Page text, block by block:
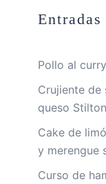
Pollo al
Crujiente de
queso Stilton
Cake de
y merengue
Curso de